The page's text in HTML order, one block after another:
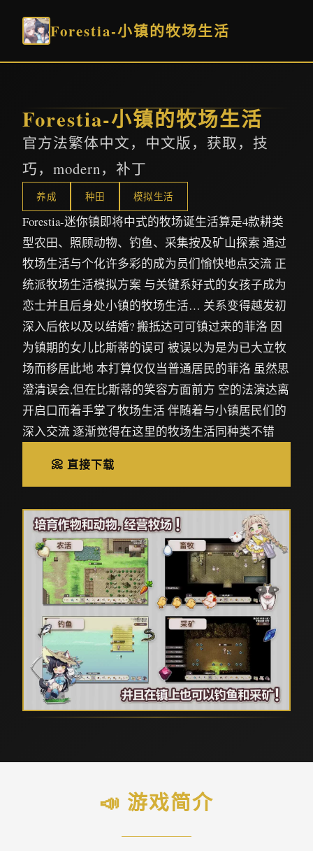
Forestia-小镇的牧场生活
Forestia-小镇的牧场生活
官方法繁体中文，中文版，获取，技
巧，modern，补丁
养成 种田 模拟生活
Forestia-迷你镇即将中式的牧场诞生活算是4款耕类
型农田、照顾动物、钓鱼、采集按及矿山探索 通过
牧场生活与个化许多彩的成为员们愉快地点交流 正
统派牧场生活模拟方案 与关键系好式的女孩子成为
恋士并且后身处小镇的牧场生活… 关系变得越发初
深入后依以及以结婚? 搬抵达可可镇过来的菲洛 因
为镇期的女儿比斯蒂的误可 被误以为是为已大立牧
场而移居此地 本打算仅仅当普通居民的菲洛 虽然思
澄清误会,但在比斯蒂的笑容方面前方 空的法演达离
开启口而着手掌了牧场生活 伴随着与小镇居民们的
深入交流 逐渐觉得在这里的牧场生活同种类不错
📀 直接下载
📣 游戏简介